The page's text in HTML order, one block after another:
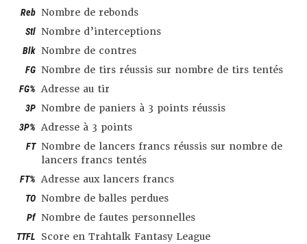
Reb Nombre de rebonds
Stl Nombre d’interceptions
Blk Nombre de contres
FG Nombre de tirs réussis sur nombre de tirs tentés
FG% Adresse au tir
3P Nombre de paniers à 3 points réussis
3P% Adresse à 3 points
FT Nombre de lancers francs réussis sur nombre de
lancers francs tentés
FT% Adresse aux lancers francs
TO Nombre de balles perdues
Pf Nombre de fautes personnelles
TTFL Score en Trahtalk Fantasy League